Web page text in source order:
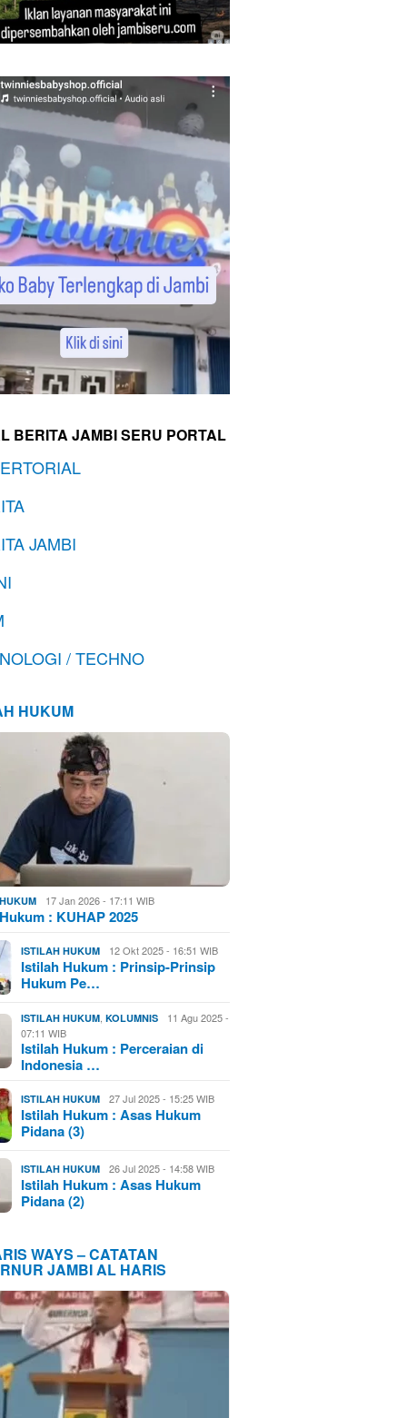
BERITA JAMBI SERU PORTAL
JAMBI
/ TECHNO
HUKUM
17 Jan 2026 - 17:11 WIB
: KUHAP 2025
ISTILAH HUKUM 12 Okt 2025 - 16:51 WIB
Istilah Hukum : Prinsip-Prinsip
Hukum Pe…
ISTILAH HUKUM ,KOLUMNIS
11 Agu 2025 -
07:11 WIB
Istilah Hukum : Perceraian di
Indonesia …
ISTILAH HUKUM 27 Jul 2025 - 15:25 WIB
Istilah Hukum : Asas Hukum
Pidana (3)
ISTILAH HUKUM 26 Jul 2025 - 14:58 WIB
Istilah Hukum : Asas Hukum
Pidana (2)
WAYS – CATATAN
JAMBI AL HARIS